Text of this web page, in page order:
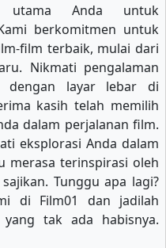
utama Anda untuk
berkomitmen untuk
film terbaik, mulai dari
Nikmati pengalaman
dengan layar lebar di
kasih telah memilih
dalam perjalanan film.
eksplorasi Anda dalam
merasa terinspirasi oleh
Tunggu apa lagi?
di Film01 dan jadilah
tak ada habisnya.